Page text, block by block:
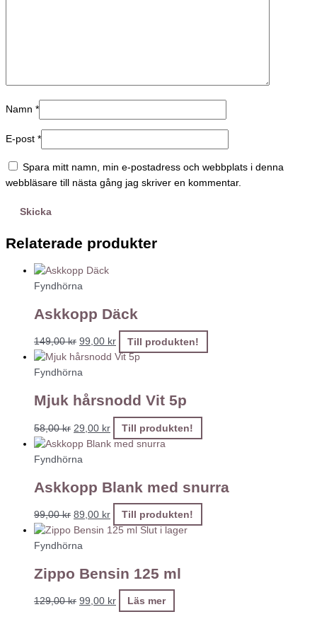
Namn *
E-post *
Spara mitt namn, min e-postadress och webbplats i denna
webbläsare till nästa gång jag skriver en kommentar.
Relaterade produkter
Fyndhörna
Askkopp Däck
149,00kr 99,00 kr Till produkten!
Fyndhörna
Mjuk hårsnodd Vit 5p
58,00kr 29,00 kr Till produkten!
Fyndhörna
Askkopp Blank med snurra
99,00kr 89,00 kr
Till produkten!
Slut i lager
Fyndhörna
Zippo Bensin 125 ml
129,00kr 99,00 kr Läs mer